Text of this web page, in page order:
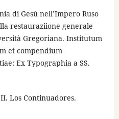
di Gesù nell’Impero Ruso
restauraziione generale
Gregoriana. Institutum
et compendium
Ex Typographia a SS.
Los Continuadores.